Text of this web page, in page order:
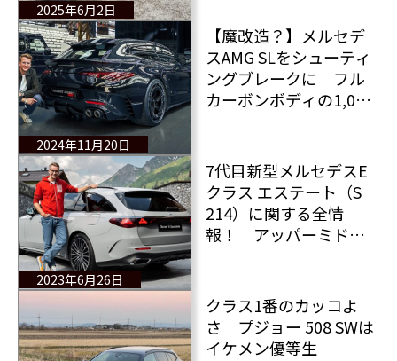
2025年6月2日
た！
2024年11月20日
【魔改造？】メルセデ
スAMG SLをシューティ
ングブレークに フル
カーボンボディの1,000
は？
2023年6月26日
7代目新型メルセデスE
クラス エステート（S
214）に関する全情
報！ アッパーミドル
クラス1番のカッコよ
さ プジョー 508 SWは
イケメン優等生